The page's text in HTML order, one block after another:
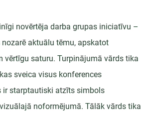
novērtēja darba grupas iniciatīvu –
aktuālu tēmu, apskatot
saturu. Turpinājumā vārds tika
sveica visus konferences
ir starptautiski atzīts simbols
noformējumā. Tālāk vārds tika